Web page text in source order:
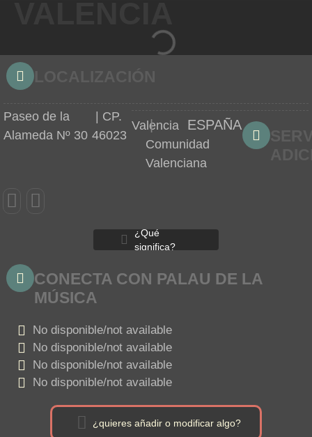
Paseo de la
Alameda Nº 30
| CP.
46023
Valencia
|
Comunidad
Valenciana
ESPAÑA
¿Qué
significa?
CONECTA CON PALAU DE LA
MÚSICA
No disponible/not available
No disponible/not available
No disponible/not available
No disponible/not available
¿quieres añadir o modificar algo?